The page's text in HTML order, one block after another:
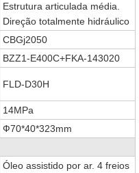
Estrutura articulada média.
Direção totalmente hidráulico
CBGj2050
BZZ1-E400C+FKA-143020
FLD-D30H
14MPa
Ф70*40*323mm
Óleo assistido por ar. 4 freios